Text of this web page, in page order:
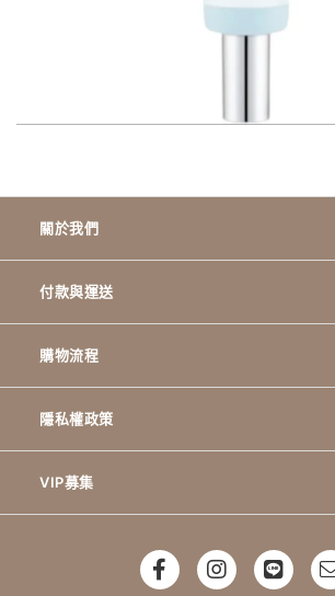
關於我們
付款與運送
購物流程
隱私權政策
VIP募集